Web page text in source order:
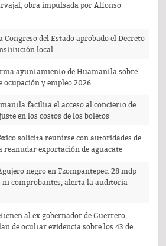
obra impulsada por Alfonso
Congreso del Estado aprobado el Decreto
local
ayuntamiento de Huamantla sobre
ocupación y empleo 2026
facilita el acceso al concierto de
en los costos de los boletos
solicita reunirse con autoridades de
reanudar exportación de aguacate
negro en Tzompantepec: 28 mdp
ni comprobantes, alerta la auditoría
al ex gobernador de Guerrero,
de ocultar evidencia sobre los 43 de